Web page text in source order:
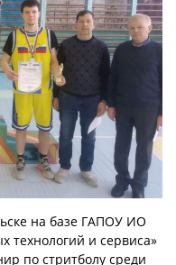
на базе ГАПОУ ИО
технологий и сервиса»
по стритболу среди